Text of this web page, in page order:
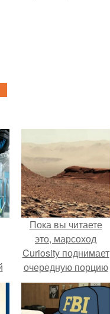
Пока вы читаете
это, марсоход
Curiosity поднимает
очередную порцию
красной пыли. 6.